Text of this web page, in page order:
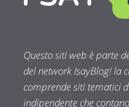
Questo siti web è parte
del network IsayBlog! la
comprende siti tematici
indipendente che